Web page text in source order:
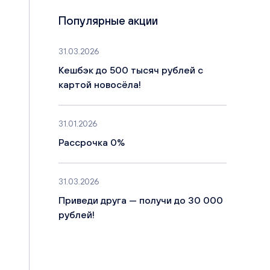
Популярные акции
31.03.2026
Кешбэк до 500 тысяч рублей с
картой новосёла!
31.01.2026
Рассрочка 0%
31.03.2026
Приведи друга — получи до 30 000
рублей!